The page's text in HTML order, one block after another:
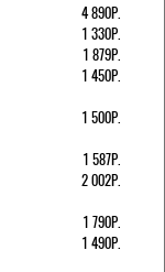
4 890Р.
1 330Р.
1 879Р.
1 450Р.
1 500Р.
1 587Р.
2 002Р.
1 790Р.
1 490Р.